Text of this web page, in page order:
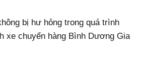
bị hư hỏng trong quá trình
xe chuyển hàng Bình Dương Gia